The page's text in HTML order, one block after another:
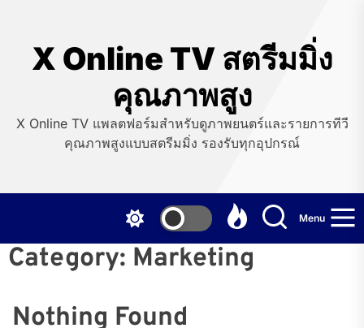
contentX Online TV สตรีมมิ่ง
คุณภาพสูง
X Online TV แพลตฟอร์มสำหรับดูภาพยนตร์และรายการทีวี
คุณภาพสูงแบบสตรีมมิ่ง รองรับทุกอุปกรณ์
Menu
Category: Marketing
Nothing Found